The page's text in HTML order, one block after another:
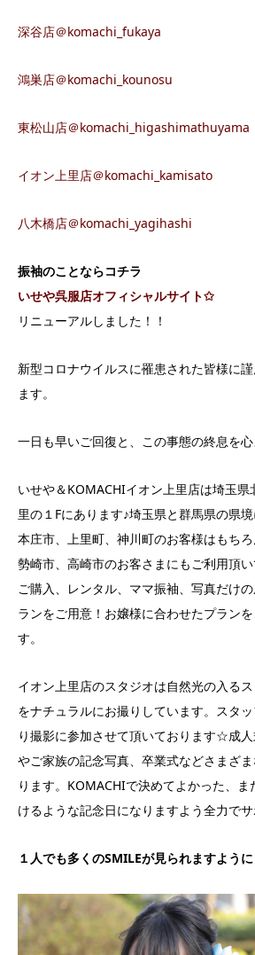
深谷店＠komachi_fukaya
鴻巣店＠komachi_kounosu
東松山店＠komachi_higashimathuyama
イオン上里店＠komachi_kamisato
八木橋店＠komachi_yagihashi
振袖のことならコチラ
いせや呉服店オフィシャルサイト✩
リニューアルしました！！
新型コロナウイルスに罹患された皆様に
ます。
一日も早いご回復と、この事態の終息を心
いせや＆KOMACHIイオン上里店は埼玉
里の１Fにあります♪埼玉県と群馬県の県境
本庄市、上里町、神川町のお客様はもち
勢崎市、高崎市のお客さまにもご利用頂
ご購入、レンタル、ママ振袖、写真だけ
ランをご用意！お嬢様に合わせたプラン
す。
イオン上里店のスタジオは自然光の入る
をナチュラルにお撮りしています。スタ
り撮影に参加させて頂いております☆成
やご家族の記念写真、卒業式などさまざ
ります。KOMACHIで決めてよかった、
けるような記念日になりますよう全力でサ
１人でも多くのSMILEが見られますように